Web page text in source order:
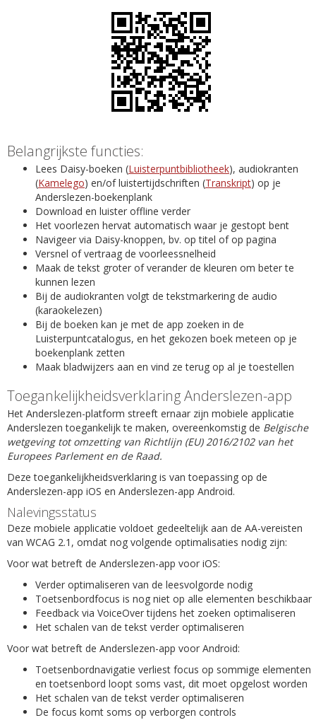
Belangrijkste functies:
Lees Daisy-boeken (Luisterpuntbibliotheek), audiokranten
(Kamelego) en/of luistertijdschriften (Transkript) op je
Anderslezen-boekenplank
Download en luister offline verder
Het voorlezen hervat automatisch waar je gestopt bent
Navigeer via Daisy-knoppen, bv. op titel of op pagina
Versnel of vertraag de voorleessnelheid
Maak de tekst groter of verander de kleuren om beter te
kunnen lezen
Bij de audiokranten volgt de tekstmarkering de audio
(karaokelezen)
Bij de boeken kan je met de app zoeken in de
Luisterpuntcatalogus, en het gekozen boek meteen op je
boekenplank zetten
Maak bladwijzers aan en vind ze terug op al je toestellen
Toegankelijkheidsverklaring Anderslezen-app
Het Anderslezen-platform streeft ernaar zijn mobiele applicatie
Anderslezen toegankelijk te maken, overeenkomstig de Belgische
wetgeving tot omzetting van Richtlijn (EU) 2016/2102 van het
Europees Parlement en de Raad.
Deze toegankelijkheidsverklaring is van toepassing op de
Anderslezen-app iOS en Anderslezen-app Android.
Nalevingsstatus
Deze mobiele applicatie voldoet gedeeltelijk aan de AA-vereisten
van WCAG 2.1, omdat nog volgende optimalisaties nodig zijn:
Voor wat betreft de Anderslezen-app voor iOS:
Verder optimaliseren van de leesvolgorde nodig
Toetsenbordfocus is nog niet op alle elementen beschikbaar
Feedback via VoiceOver tijdens het zoeken optimaliseren
Het schalen van de tekst verder optimaliseren
Voor wat betreft de Anderslezen-app voor Android:
Toetsenbordnavigatie verliest focus op sommige elementen
en toetsenbord loopt soms vast, dit moet opgelost worden
Het schalen van de tekst verder optimaliseren
De focus komt soms op verborgen controls